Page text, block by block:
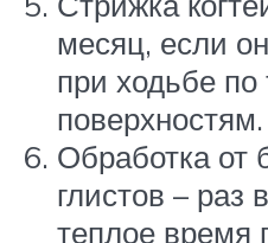
месяц, если
при ходьбе
поверхностям.
Обработка от
глистов – раз
теплое время